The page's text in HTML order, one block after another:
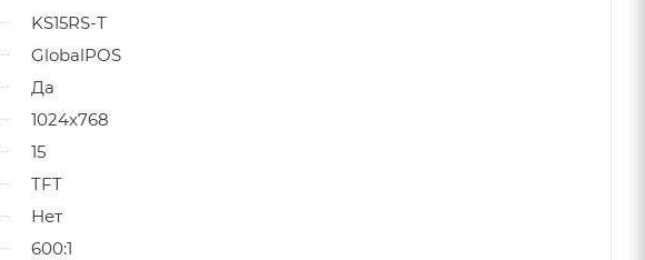
KS15RS-T
GlobalPOS
Да
1024х768
15
TFT
Нет
600:1